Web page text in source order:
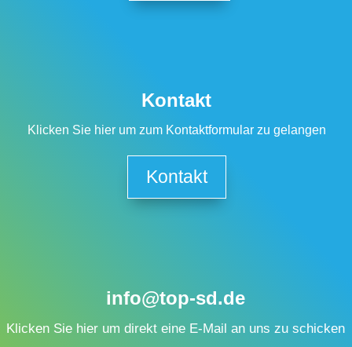
Kontakt
Klicken Sie hier um zum Kontaktformular zu gelangen
Kontakt
info@top-sd.de
Klicken Sie hier um direkt eine E-Mail an uns zu schicken